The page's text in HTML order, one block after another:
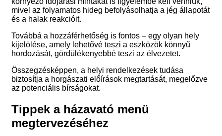
mivel az folyamatos hideg befolyásolhatja a jég állapotát
és a halak reakcióit.
Továbbá a hozzáférhetőség is fontos – egy olyan hely
kijelölése, amely lehetővé teszi a eszközök könnyű
hordozását, gördülékenyebbé teszi az élvezetet.
Összegzésképpen, a helyi rendelkezések tudása
biztosítja a horgászati előírások megtartását, megelőzve
az potenciális bírságokat.
Tippek a házavató menü
megtervezéséhez